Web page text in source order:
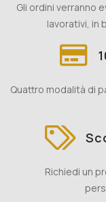
Gli ordini verranno
lavorativi, in
Quattro modalità di
Richiedi un